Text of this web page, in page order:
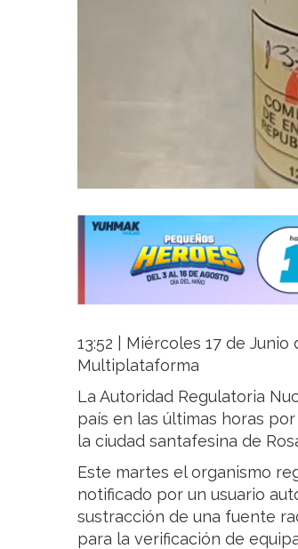
13:52 | Miércoles 17 de
Multiplataforma
La Autoridad Regulatoria
país en las últimas horas
la ciudad santafesina de
Este martes el organismo
notificado por un usuario
sustracción de una fuente
para la verificación de